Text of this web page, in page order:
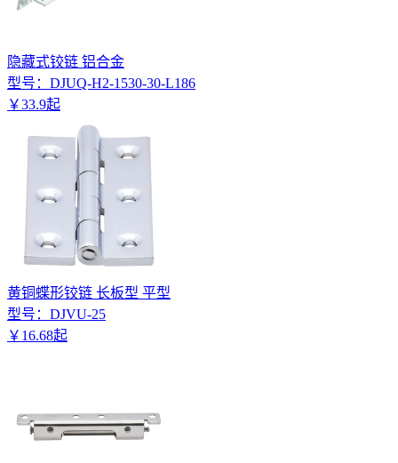
隐藏式铰链 铝合金
型号： DJUQ-H2-1530-30-L186
￥33.9起
黄铜蝶形铰链 长板型 平型
型号： DJVU-25
￥ 16.68起